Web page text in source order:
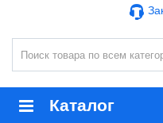
Каталог